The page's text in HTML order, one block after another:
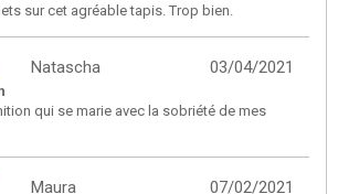
sur cet agréable tapis. Trop bien.
03/04/2021
Natascha
qui se marie avec la sobriété de mes
07/02/2021
Maura